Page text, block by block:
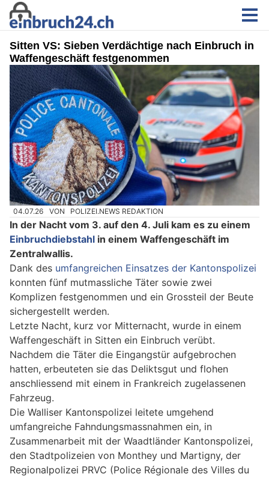
Sitten VS: Sieben Verdächtige nach Einbruch in
Waffengeschäft festgenommen
04.07.26 VON POLIZEI.NEWS REDAKTION
In der Nacht vom 3. auf den 4. Juli kam es zu einem
Einbruchdiebstahl in einem Waffengeschäft im
Zentralwallis.
Dank des umfangreichen Einsatzes der Kantonspolizei
konnten fünf mutmassliche Täter sowie zwei
Komplizen festgenommen und ein Grossteil der Beute
sichergestellt werden.
Letzte Nacht, kurz vor Mitternacht, wurde in einem
Waffengeschäft in Sitten ein Einbruch verübt.
Nachdem die Täter die Eingangstür aufgebrochen
hatten, erbeuteten sie das Deliktsgut und flohen
anschliessend mit einem in Frankreich zugelassenen
Fahrzeug.
Die Walliser Kantonspolizei leitete umgehend
umfangreiche Fahndungsmassnahmen ein, in
Zusammenarbeit mit der Waadtländer Kantonspolizei,
den Stadtpolizeien von Monthey und Martigny, der
Regionalpolizei PRVC (Police Régionale des Villes du